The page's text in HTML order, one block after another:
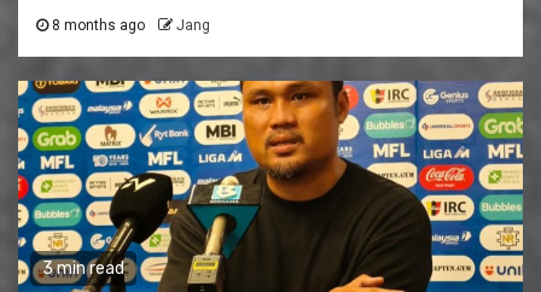
8 months ago Jang
3 min read